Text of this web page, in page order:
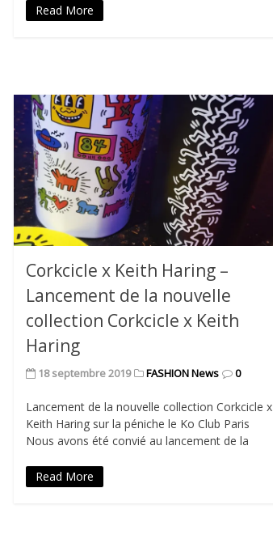
Read More
Corkcicle x Keith Haring –
Lancement de la nouvelle
collection Corkcicle x Keith
Haring
18 septembre 2019 FASHION News 0
Lancement de la nouvelle collection Corkcicle x
Keith Haring sur la péniche le Ko Club Paris
Nous avons été convié au lancement de la
Read More